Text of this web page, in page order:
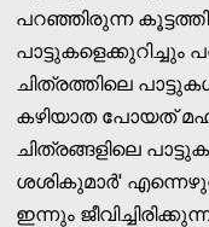
പറഞ്ഞിരുന്ന
ചിത്രത്തിലെ
കഴിയാത പോയത്
ചിത്രങ്ങളിലെ
ശശികുമാര്‍'
ഇന്നും